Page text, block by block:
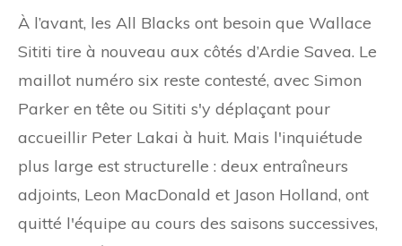
À l’avant, les All Blacks ont besoin que Wallace
Sititi tire à nouveau aux côtés d’Ardie Savea. Le
maillot numéro six reste contesté, avec Simon
Parker en tête ou Sititi s'y déplaçant pour
accueillir Peter Lakai à huit. Mais l'inquiétude
plus large est structurelle : deux entraîneurs
adjoints, Leon MacDonald et Jason Holland, ont
quitté l'équipe au cours des saisons successives,